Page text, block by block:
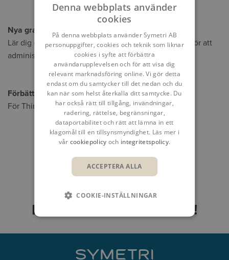
Nya granskningsinställningar vid statusändring
Lär dig om de nya möjligheterna som är tillgängliga för att
administrera livscykeländringar.
Förbättningar
För Thin Client samt Backup och Restore.
DELA
KONTAKTA MIG GÄRNA!
Denna webbplats använder
cookies
På denna webbplats använder Symetri AB
personuppgifter, cookies och teknik som liknar
cookies i syfte att förbättra
användarupplevelsen och för att visa dig
relevant marknadsföring online. Vi gör detta
endast om du samtycker till det nedan och du
kan när som helst återkalla ditt samtycke. Du
har också rätt till tillgång, invändningar,
radering, rättelse, begränsningar,
dataportabilitet och rätt att lämna in ett
klagomål till en tillsynsmyndighet. Läs mer i
vår cookiepolicy och integritetspolicy.
ACCEPTERA ALLA
COOKIE-INSTÄLLNINGAR